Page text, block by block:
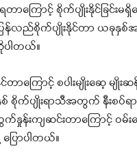
တာကြောင့် စိုက်ပျိုးနိုင်ခြင်း
န်လည်စိုက်ပျိုးနိုင်တာ ယခုနှစ်အ
ါတယ်။
ာကြောင့် စပါးမျိုးဆေ့ မျိုးဆ
စိုက်ပျိုးရာသီအတွက် နီးစပ်ရ
က်နှုန်းကျဆင်းတာကြောင့် ဝ
ြောပါတယ်။